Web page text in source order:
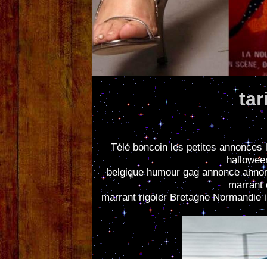
Télé boncoinles petites annonces
belgique humour gag annonce
marrant
marrant rigolerBretagneNormandie